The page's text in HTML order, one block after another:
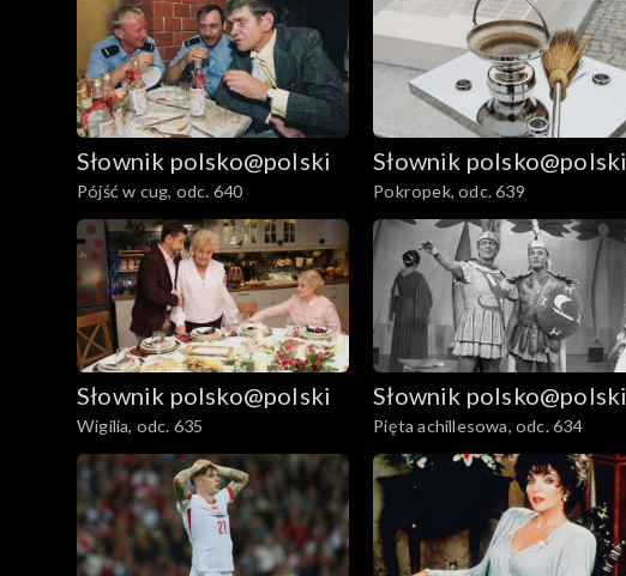
Słownik polsko@polski
Pójść w cug, odc. 640
Słownik polsko@polski
Pokropek, odc. 639
Słownik polsko@polski
Wigilia, odc. 635
Słownik polsko@polski
Pięta achillesowa, odc. 634